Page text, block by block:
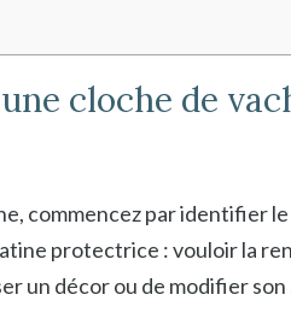
cloche de
commencez par identifier
protectrice : vouloir la
un décor ou de modifier son